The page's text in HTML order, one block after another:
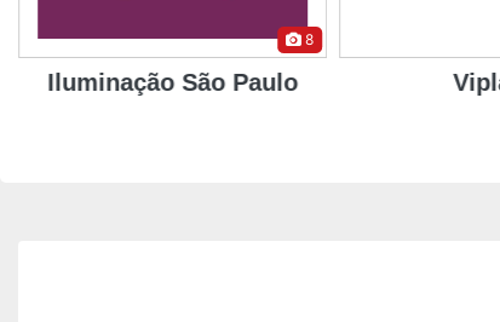
8
Iluminação São Paulo